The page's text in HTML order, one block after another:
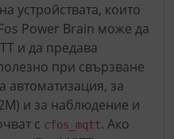
устройствата, които
Power Brain може да
и да предава
при свързване
автоматизация, за
и за наблюдение и
с cfos_mqtt. Ако